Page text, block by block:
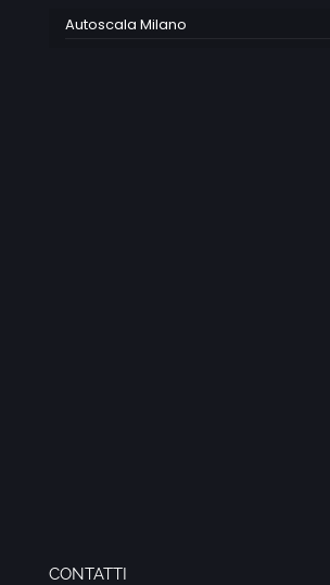
Autoscala Milano
CONTATTI